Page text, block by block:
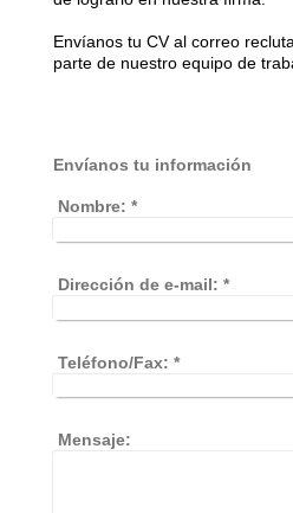
Envíanos tu CV al correo
parte de nuestro equipo de
Envíanos tu información
Nombre: *
Dirección de e-mail: *
Teléfono/Fax: *
Mensaje: